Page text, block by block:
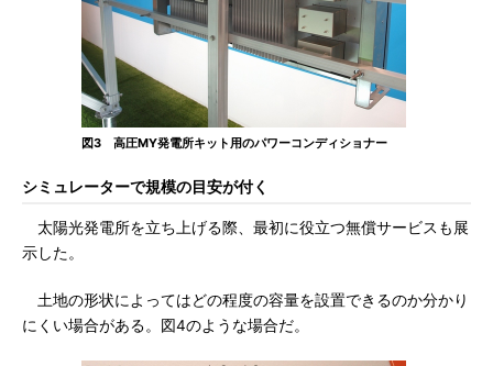
図3 高圧MY発電所キット用のパワーコンディショナー
シミュレーターで規模の目安が付く
太陽光発電所を立ち上げる際、最初に役立つ無償サービスも展
示した。
土地の形状によってはどの程度の容量を設置できるのか分かり
にくい場合がある。図4のような場合だ。